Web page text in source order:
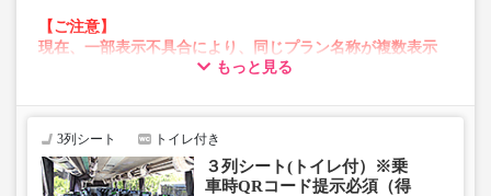
【ご注意】
現在、一部表示不具合により、同じプラン名称が複数表示
される場合がございます。
います。
お手数をおかけいたしますが、エラー表示が出た場合は、
たします。
もっと見る
3列シート トイレ付き
３列シート(トイレ付）※乗
車時QRコード提示必須（得